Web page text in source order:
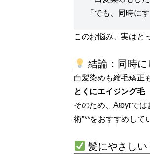
「でも、同時に
このお悩み、実はと
結論：同時に
白髪染めも縮毛矯正
とくにエイジング毛
そのため、Atoyrで
術”**をおすすめして
髪にやさし